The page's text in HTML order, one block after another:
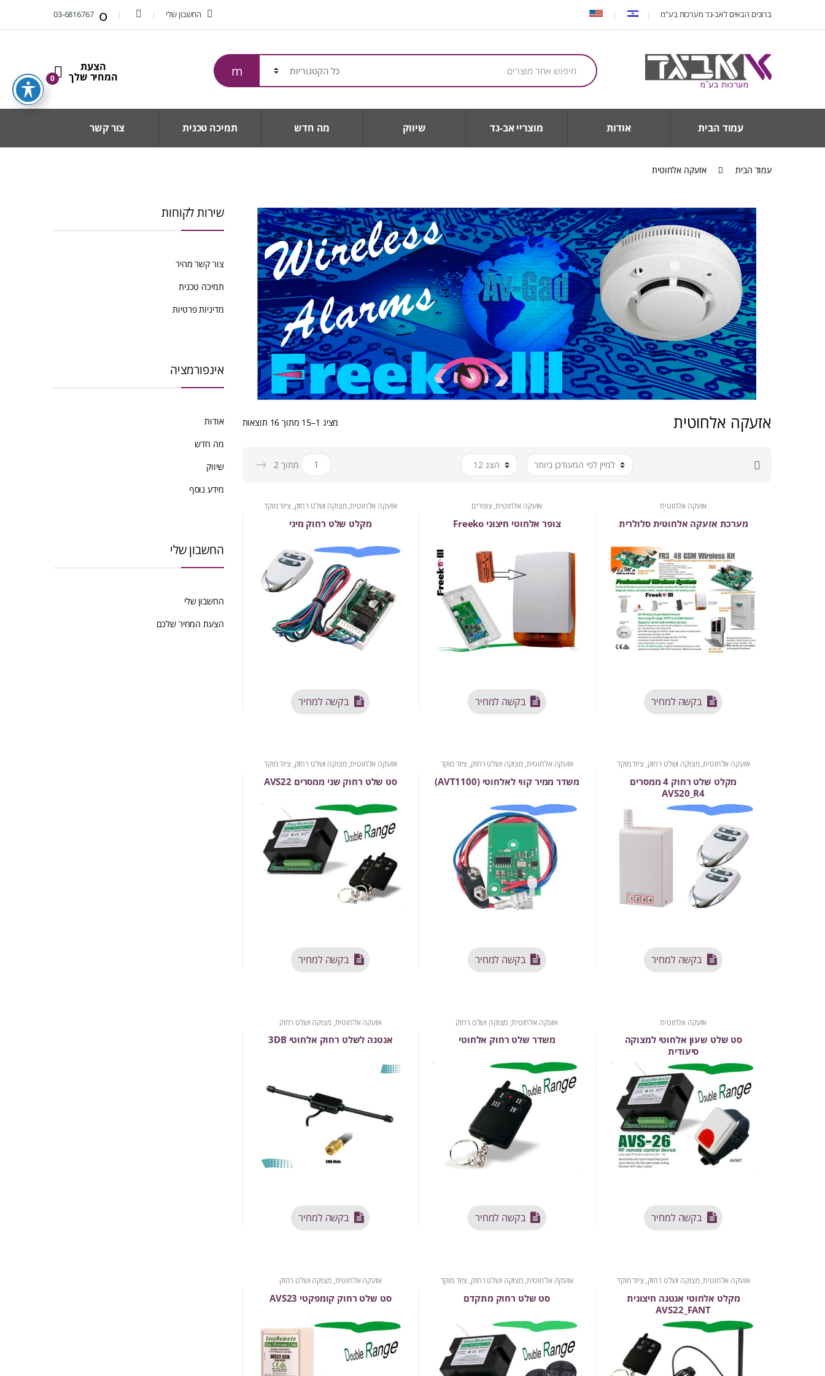
ברוכים הבאים לאב-גד מערכות בע”מ החשבון שלי 03-6816767
חיפוש
עבור:
0
עמוד הבית אודות מוצריי אב-גד שיווק מה חדש תמיכה טכנית צור קשר
עמוד הבית אזעקה אלחוטית
אזעקה אלחוטית מציג 1–15 מתוך 16 תוצאות
ממוין
הפריט
העדכני
מתוך 2 →
אזעקה אלחוטית
מערכת אזעקה אלחוטית סלולרית
בקשה למחיר
אזעקה אלחוטית, צופרים
צופר אלחוטי חיצוני Freeko
בקשה למחיר
אזעקה אלחוטית,מצוקה ושלט רחוק, ציוד מוקד
מקלט שלט רחוק מיני
בקשה למחיר
אזעקה אלחוטית,מצוקה ושלט רחוק, ציוד מוקד
מקלט שלט רחוק 4 ממסרים
AVS20_R4
בקשה למחיר
אזעקה אלחוטית, מצוקה ושלט רחוק, ציוד מוקד
משדר ממיר קווי לאלחוטי (AVT1100)
בקשה למחיר
אזעקה אלחוטית,מצוקה ושלט רחוק, ציוד מוקד
סט שלט רחוק שני ממסרים AVS22
בקשה למחיר
אזעקה אלחוטית
סט שלט שעון אלחוטי למצוקה
סיעודית
בקשה למחיר
אזעקה אלחוטית, מצוקה ושלט רחוק
משדר שלט רחוק אלחוטי
בקשה למחיר
אזעקה אלחוטית,מצוקה ושלט רחוק
אנטנה לשלט רחוק אלחוטי 3DB
בקשה למחיר
אזעקה אלחוטית,מצוקה ושלט רחוק, ציוד מוקד
מקלט אלחוטי אנטנה חיצונית
AVS22_FANT
אזעקה אלחוטית, מצוקה ושלט רחוק, ציוד מוקד
סט שלט רחוק מתקדם
אזעקה אלחוטית,מצוקה ושלט רחוק
סט שלט רחוק קומפקטי AVS23
שירות לקוחות
צור קשר מהיר
תמיכה טכנית
מדיניות פרטיות
אינפורמציה
אודות
מה חדש
שיווק
מידע נוסף
החשבון שלי
החשבון שלי
הצעת המחיר שלכם